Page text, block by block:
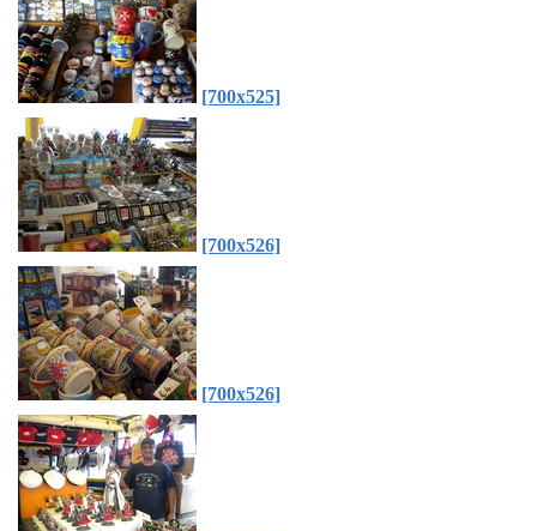
[700x525]
[700x526]
[700x526]